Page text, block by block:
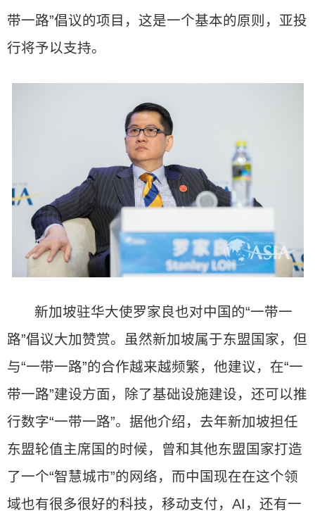
带一路”倡议的项目，这是一个基本的原则，亚投
行将予以支持。
新加坡驻华大使罗家良也对中国的“一带一
路”倡议大加赞赏。虽然新加坡属于东盟国家，但
与“一带一路”的合作越来越频繁，他建议，在“一
带一路”建设方面，除了基础设施建设，还可以推
行数字“一带一路”。据他介绍，去年新加坡担任
东盟轮值主席国的时候，曾和其他东盟国家打造
了一个“智慧城市”的网络，而中国现在在这个领
域也有很多很好的科技，移动支付，AI，还有一